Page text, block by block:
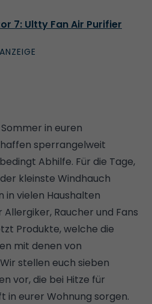
7: Ultty Fan Air Purifier
in euren
sperrangelweit
Abhilfe. Für die Tage,
kleinste Windhauch
in vielen Haushalten
Allergiker, Raucher und Fans
Produkte, welche die
mit denen von
stellen euch sieben
vor, die bei Hitze für
in eurer Wohnung sorgen.